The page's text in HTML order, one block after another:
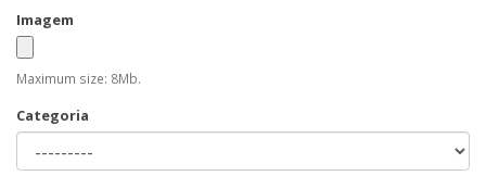
Imagem
Maximum size: 8Mb.
Categoria